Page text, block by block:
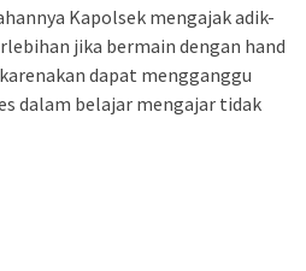
Kapolsek mengajak adik-
jika bermain dengan hand
dapat mengganggu
dalam belajar mengajar tidak